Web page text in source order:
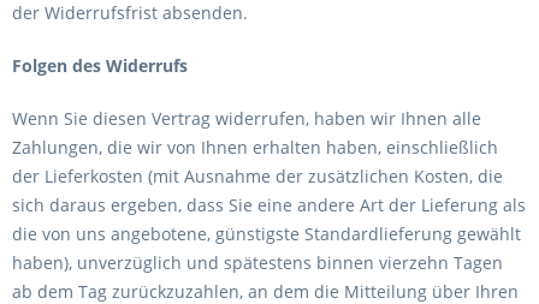
der Widerrufsfrist absenden.
Folgen des Widerrufs
Wenn Sie diesen Vertrag widerrufen, haben wir Ihnen alle
Zahlungen, die wir von Ihnen erhalten haben, einschließlich
der Lieferkosten (mit Ausnahme der zusätzlichen Kosten, die
sich daraus ergeben, dass Sie eine andere Art der Lieferung als
die von uns angebotene, günstigste Standardlieferung gewählt
haben), unverzüglich und spätestens binnen vierzehn Tagen
ab dem Tag zurückzuzahlen, an dem die Mitteilung über Ihren